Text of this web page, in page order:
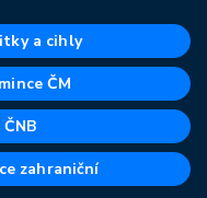
a cihly
ČM
zahraniční